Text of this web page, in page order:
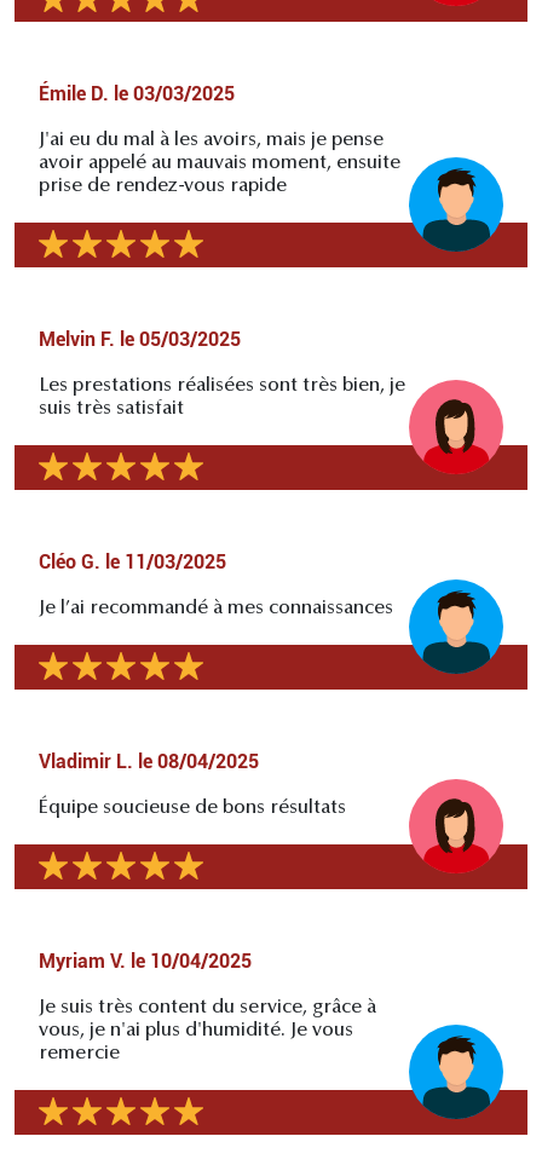
Émile D. le 03/03/2025
J'ai eu du mal à les avoirs, mais je pense
avoir appelé au mauvais moment, ensuite
prise de rendez-vous rapide
Melvin F. le 05/03/2025
Les prestations réalisées sont très bien, je
suis très satisfait
Cléo G. le 11/03/2025
Je l’ai recommandé à mes connaissances
Vladimir L. le 08/04/2025
Équipe soucieuse de bons résultats
Myriam V. le 10/04/2025
Je suis très content du service, grâce à
vous, je n'ai plus d'humidité. Je vous
remercie